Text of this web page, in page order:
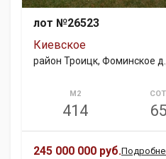
лот №26523
Киевское
район Троицк, Фоминское
М2
414 65
245 000 000 руб.